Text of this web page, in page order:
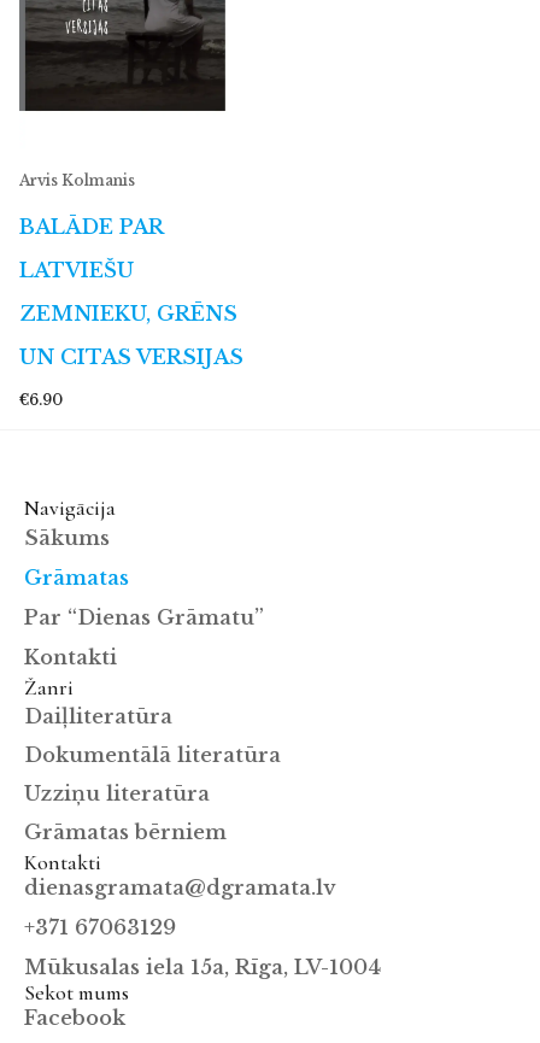
Arvis Kolmanis
BALĀDE PAR
LATVIEŠU
ZEMNIEKU, GRĒNS
UN CITAS VERSIJAS
€6.90
Navigācija
Sākums
Grāmatas
Par “Dienas Grāmatu”
Kontakti
Žanri
Daiļliteratūra
Dokumentālā literatūra
Uzziņu literatūra
Grāmatas bērniem
Kontakti
dienasgramata@dgramata.lv
+371 67063129
Mūkusalas iela 15a, Rīga, LV-1004
Sekot mums
Facebook